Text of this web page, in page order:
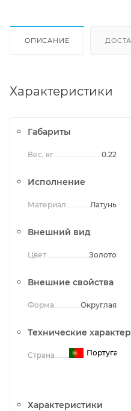
ОПИСАНИЕ
Характеристики
Габариты
Вес, кг 0.22
Исполнение
Материал Латунь
Внешний вид
Цвет Золото
Внешние свойства
Форма Округлая
Технические
Страна Португалия
Характеристики